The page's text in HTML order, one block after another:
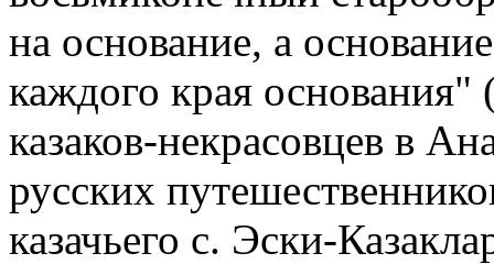
на основание, а
каждого края
казаков-некрасовцев в
русских
казачьего с. Эски-